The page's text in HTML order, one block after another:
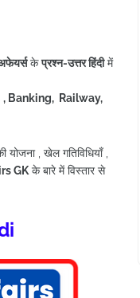
केप्रश्न-उत्तर हिंदीमें
, Banking, Railway,
योजना , खेल गतिविधियाँ ,
GK के बारे में विस्तार से